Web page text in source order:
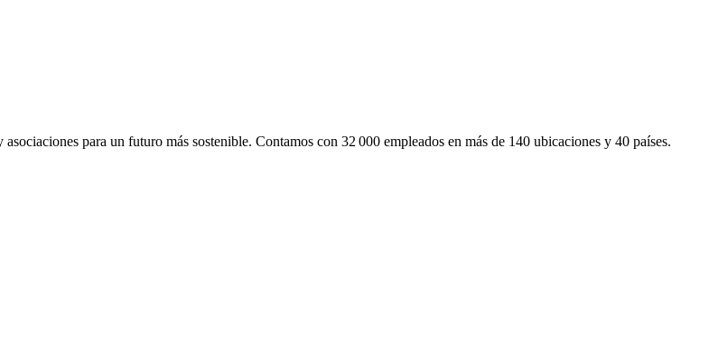
para un futuro más sostenible. Contamos con 32 000 empleados en más de 140 ubicaciones y 40 países.